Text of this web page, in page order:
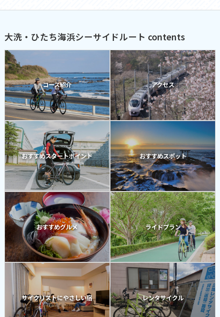
大洗・ひたち海浜シーサイドルート contents
コース紹介 アクセス
おすすめスタートポイント おすすめスポット
おすすめグルメ ライドプラン
サイクリストにやさしい宿 レンタサイクル